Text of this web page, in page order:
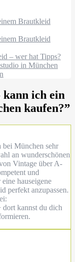
Brautkleid
Brautkleid
– wer hat Tipps?
in München
kann ich ein
kaufen?”
München sehr
an wunderschönen
Vintage über A-
und
hauseigene
perfekt anzupassen.
kannst du dich